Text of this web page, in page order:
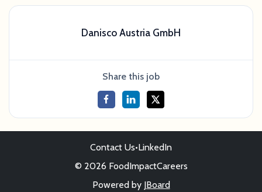
Danisco Austria GmbH
Share this job
Contact Us•LinkedIn
© 2026 FoodImpactCareers
Powered by JBoard